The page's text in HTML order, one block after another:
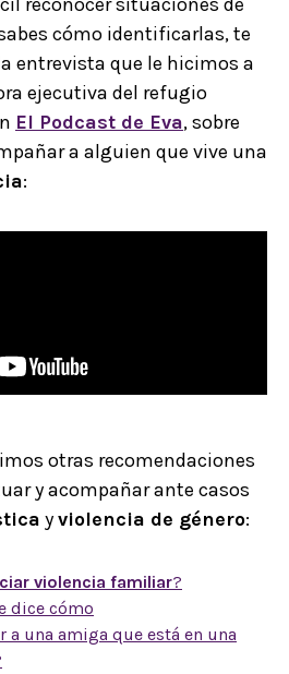
cómo identificarlas, te
entrevista que le hicimos a
ejecutiva del refugio
El Podcast de Eva, sobre
a alguien que vive una
:
otras recomendaciones
y acompañar ante casos
yviolencia de género:
violencia familiar?
dice cómo
a una amiga que está en una